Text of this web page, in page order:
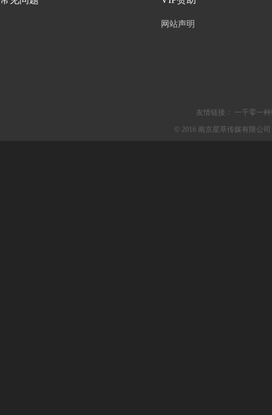
网站声明
友情链接：
一千零一
© 2016 南京星萃传媒有限公司